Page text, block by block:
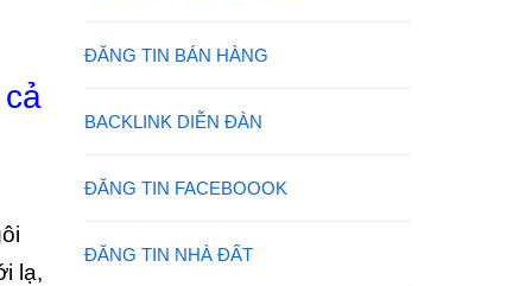
lạ,
ĐĂNG TIN BÁN HÀNG
BACKLINK DIỄN ĐÀN
ĐĂNG TIN FACEBOOOK
ĐĂNG TIN NHÀ ĐẤT